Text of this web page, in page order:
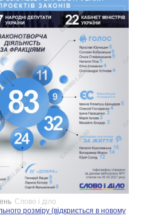
Слово і діло
розміру (відкриється в новому